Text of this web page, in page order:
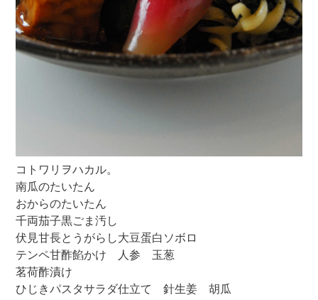
コトワリヲハカル。
南瓜のたいたん
おからのたいたん
千両茄子黒ごま汚し
伏見甘長とうがらし大豆蛋白ソボロ
テンペ甘酢餡かけ 人参 玉葱
茗荷酢漬け
ひじきパスタサラダ仕立て 針生姜 胡瓜